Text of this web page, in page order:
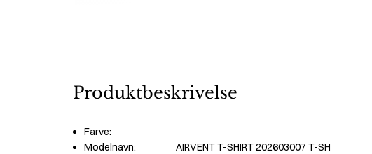
Produktbeskrivelse
Farve:
Modelnavn:
AIRVENT T-SHIRT 202603007 T-SH